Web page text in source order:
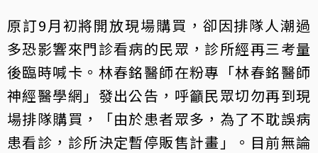
原訂9月初將開放現場購買，卻因排隊人潮過
多恐影響來門診看病的民眾，診所經再三考量
後臨時喊卡。林春銘醫師在粉專「林春銘醫師
神經醫學網」發出公告，呼籲民眾切勿再到現
場排隊購買，「由於患者眾多，為了不耽誤病
患看診，診所決定暫停販售計畫」。目前無論